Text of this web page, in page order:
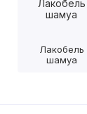
Лакобель
шамуа